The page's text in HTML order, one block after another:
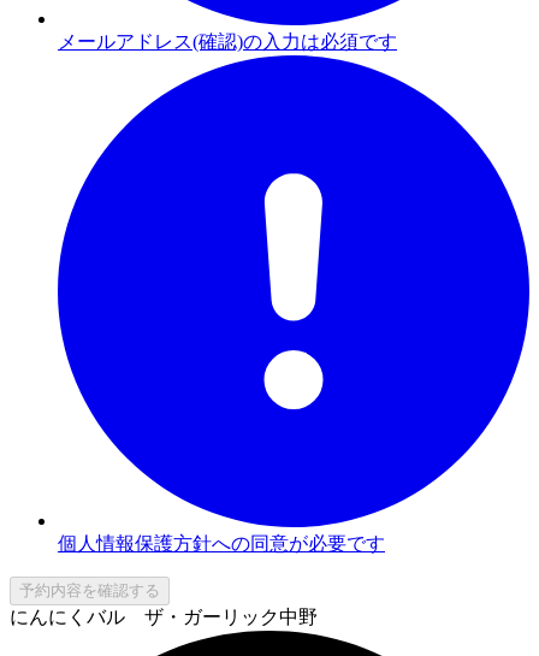
メールアドレス(確認)の入力は必須です
個人情報保護方針への同意が必要です
予約内容を確認する
にんにくバル ザ・ガーリック中野